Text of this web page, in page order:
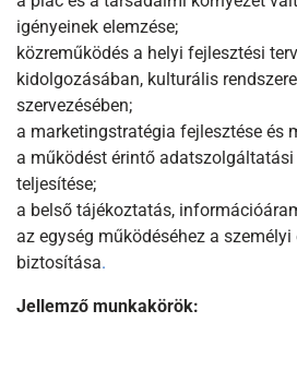
igényeinek elemzése;
közreműködés a helyi fejlesztési
kidolgozásában, kulturális
szervezésében;
a marketingstratégia fejlesztése és
a működést érintő adatszolgáltatási
teljesítése;
a belső tájékoztatás,
az egység működéséhez a
biztosítása.
Jellemző munkakörök: